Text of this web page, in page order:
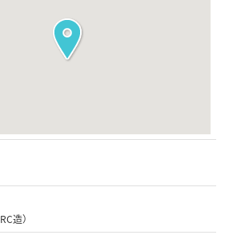
造）